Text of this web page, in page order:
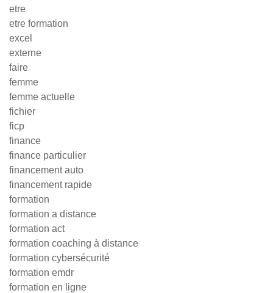
etre
etre formation
excel
externe
faire
femme
femme actuelle
fichier
ficp
finance
finance particulier
financement auto
financement rapide
formation
formation a distance
formation act
formation coaching à distance
formation cybersécurité
formation emdr
formation en ligne